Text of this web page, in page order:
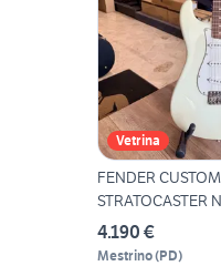
Vetrina
FENDER
STRATOCASTER
4.190 €
Mestrino(PD)